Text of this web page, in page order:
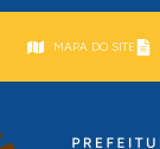
MAPA DO SITE